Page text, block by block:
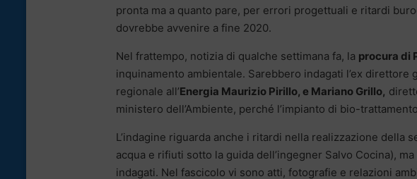
pronta ma a quanto pare, per errori progettuali e ritardi
dovrebbe avvenire a fine 2020.
Nel frattempo, notizia di qualche settimana fa, la procura di
inquinamento ambientale. Sarebbero indagati l’ex
regionale all’Energia Maurizio Pirillo, e Mariano Grillo,
ministero dell’Ambiente, perché l’impianto di bio-
L’indagine riguarda anche i ritardi nella realizzazione della
acqua e rifiuti sotto la guida dell’ingegner Salvo Cocina),
indagati. Nel fascicolo vi sono atti, fotografie e relazioni